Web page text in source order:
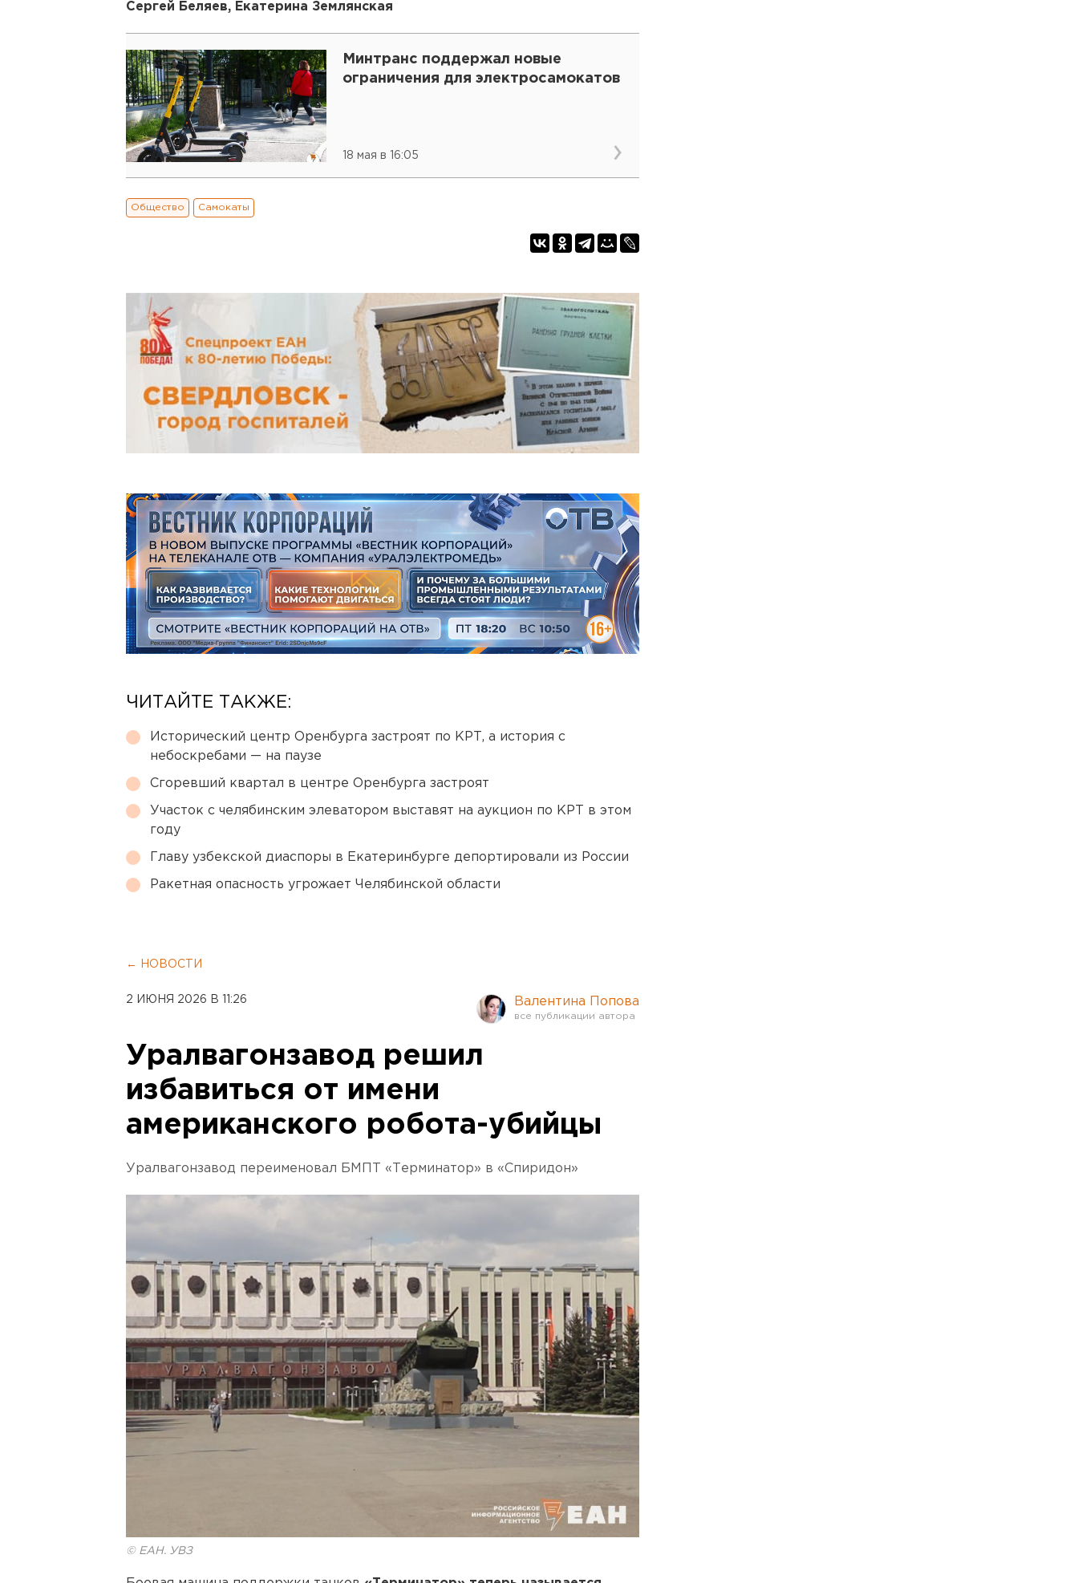
Сергей Беляев, Екатерина Землянская
Минтранс поддержал новые
ограничения для электросамокатов
18 мая в 16:05
Общество Самокаты
ЧИТАЙТЕ ТАКЖЕ:
Исторический центр Оренбурга застроят по КРТ, а история с
небоскребами — на паузе
Сгоревший квартал в центре Оренбурга застроят
Участок с челябинским элеватором выставят на аукцион по КРТ в этом
году
Главу узбекской диаспоры в Екатеринбурге депортировали из России
Ракетная опасность угрожает Челябинской области
← НОВОСТИ
2 ИЮНЯ 2026 В 11:26 Валентина Попова
Уралвагонзавод решил
избавиться от имени
американского робота-убийцы
Уралвагонзавод переименовал БМПТ «Терминатор» в «Спиридон»
© ЕАН. УВЗ